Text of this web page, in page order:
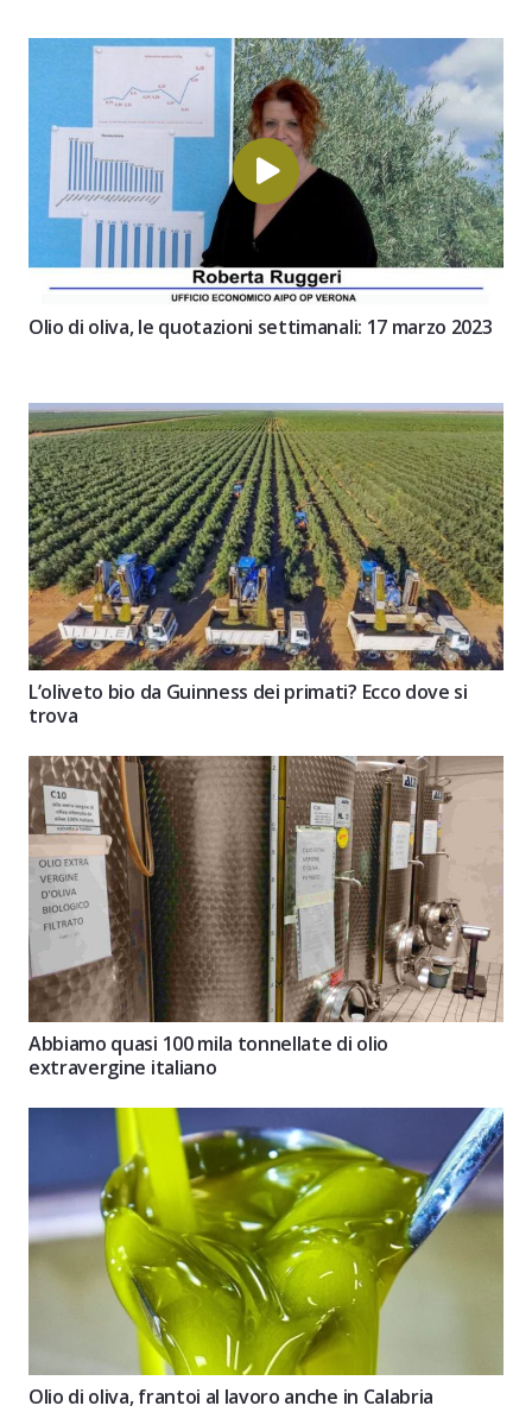
Olio di oliva, le quotazioni settimanali: 17 marzo 2023
L’oliveto bio da Guinness dei primati? Ecco dove si
trova
Abbiamo quasi 100 mila tonnellate di olio
extravergine italiano
Olio di oliva, frantoi al lavoro anche in Calabria